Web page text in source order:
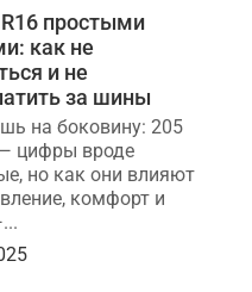
простыми
как не
и не
за шины
на боковину: 205
цифры вроде
но как они влияют
комфорт и